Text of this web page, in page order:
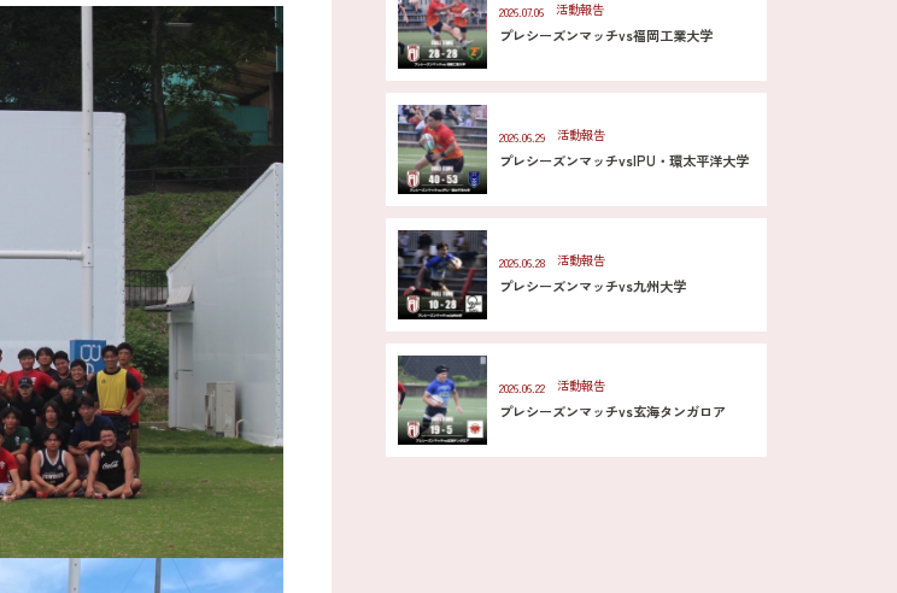
2026.07.06 活動報告
プレシーズンマッチvs福岡工業大学
2026.06.29 活動報告
プレシーズンマッチvsIPU・環太平洋大学
2026.06.28 活動報告
プレシーズンマッチvs九州大学
2026.06.22 活動報告
プレシーズンマッチvs玄海タンガロア